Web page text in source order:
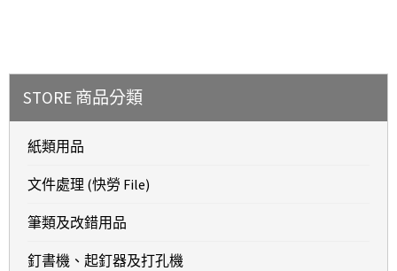
STORE 商品分類
紙類用品
文件處理 (快勞 File)
筆類及改錯用品
釘書機、起釘器及打孔機